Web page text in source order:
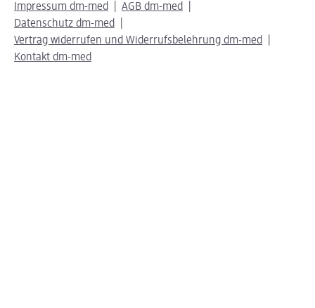
Impressum dm-med
AGB dm-med
Datenschutz dm-med
Vertrag widerrufen und Widerrufsbelehrung dm-med
Kontakt dm-med